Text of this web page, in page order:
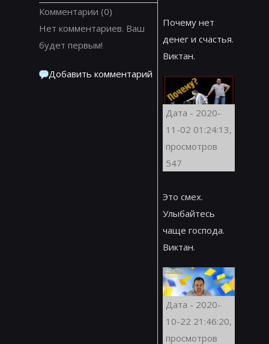
Комментарии (0)
Нет комментариев. Ваш
будет первым!
Добавить комментарий
Почему нет
денег и счастья.
Виктан.
Дата - 2020-
11-02 01:24:13,
просмотров
547
Это смех.
Улыбайтесь
чаще господа.
Виктан.
Дата - 2020-
10-22 21:46:20,
просмотров